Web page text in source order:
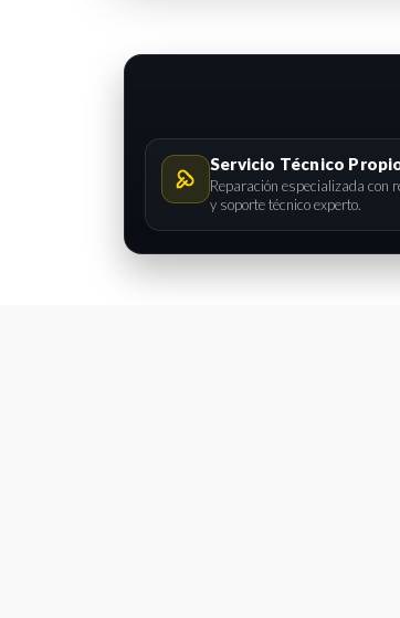
Servicio Técnico
Reparación especializada con
y soporte técnico experto.